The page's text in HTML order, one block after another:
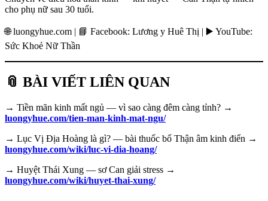
cho phụ nữ sau 30 tuổi.
🌐 luongyhue.com | 📘 Facebook: Lương y Huê Thị | ▶️ YouTube:
Sức Khoẻ Nữ Thần
📎 BÀI VIẾT LIÊN QUAN
→ Tiền mãn kinh mất ngủ — vì sao càng đêm càng tỉnh? →
luongyhue.com/tien-man-kinh-mat-ngu/
→ Lục Vị Địa Hoàng là gì? — bài thuốc bổ Thận âm kinh điển →
luongyhue.com/wiki/luc-vi-dia-hoang/
→ Huyệt Thái Xung — sơ Can giải stress →
luongyhue.com/wiki/huyet-thai-xung/